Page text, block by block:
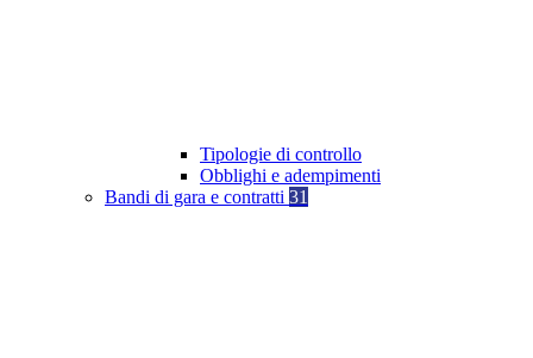
Tipologie di controllo
Obblighi e adempimenti
Bandi di gara e contratti 31